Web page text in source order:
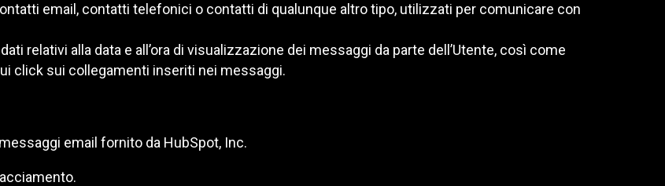
email, contatti telefonici o contatti di qualunque altro tipo, utilizzati per comunicare con
relativi alla data e all’ora di visualizzazione dei messaggi da parte dell’Utente, così come
click sui collegamenti inseriti nei messaggi.
email fornito da HubSpot, Inc.